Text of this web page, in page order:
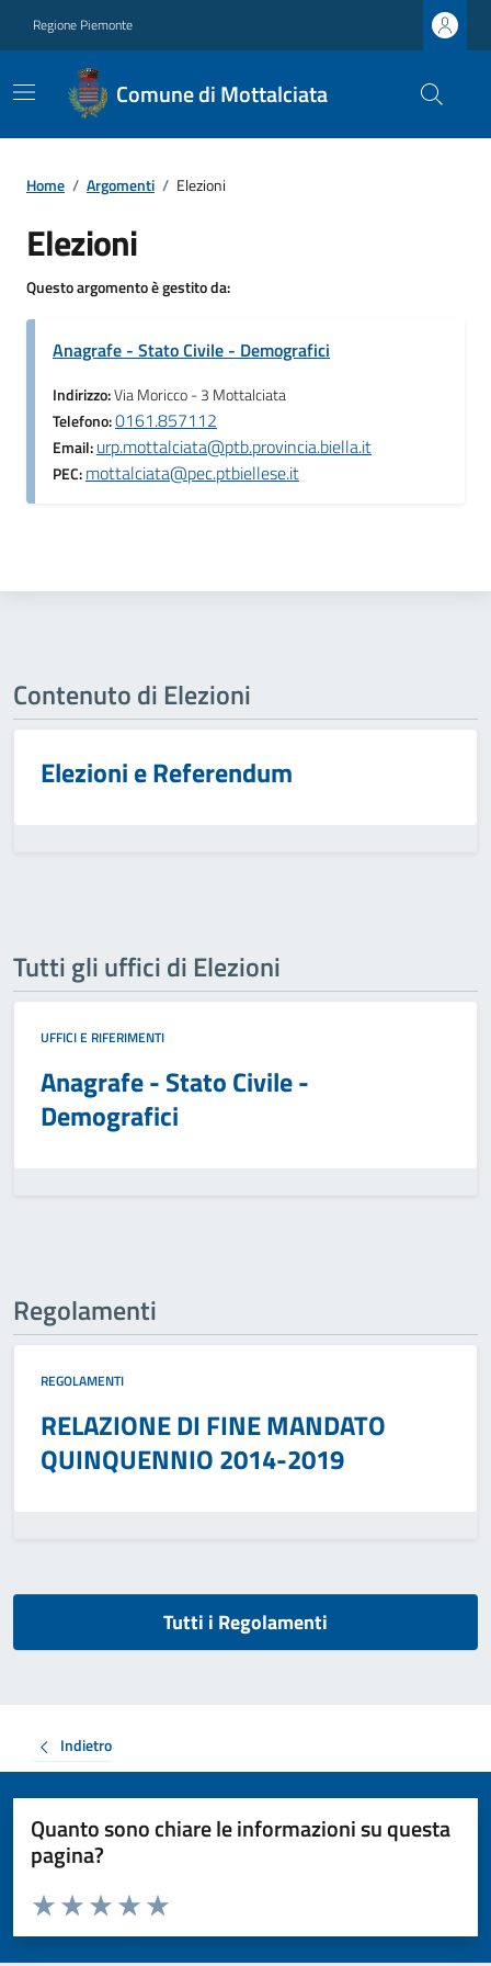
Regione Piemonte
Comune di Mottalciata
Home / Argomenti / Elezioni
Elezioni
Questo argomento è gestito da:
Anagrafe - Stato Civile - Demografici
Indirizzo:Via Moricco - 3 Mottalciata
Telefono:0161.857112
Email:urp.mottalciata@ptb.provincia.biella.it
PEC:mottalciata@pec.ptbiellese.it
Contenuto di Elezioni
Elezioni e Referendum
Tutti gli uffici di Elezioni
UFFICI E RIFERIMENTI
Anagrafe - Stato Civile -
Demografici
Regolamenti
REGOLAMENTI
RELAZIONE DI FINE MANDATO
QUINQUENNIO 2014-2019
Tutti i Regolamenti
Indietro
Quanto sono chiare le informazioni su questa
pagina?
Valuta da 1 a 5 stelle la pagina
Valuta 5 stelle su 5
Valuta 4 stelle su 5
Valuta 3 stelle su 5
Valuta 2 stelle su 5
Valuta 1 stelle su 5